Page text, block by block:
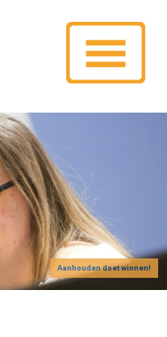
Aanhouden doet winnen!